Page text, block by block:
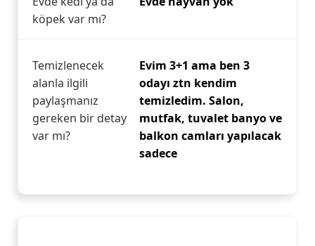
köpek var mı?
Temizlenecek
alanla ilgili
paylaşmanız
gereken bir detay
var mı?
Evim 3+1 ama ben 3
odayı ztn kendim
temizledim. Salon,
mutfak, tuvalet banyo ve
balkon camları yapılacak
sadece